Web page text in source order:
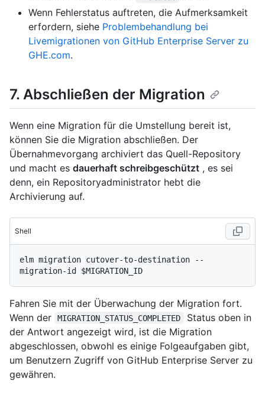
Wenn Fehlerstatus auftreten, die Aufmerksamkeit
erfordern, siehe Problembehandlung bei
Livemigrationen von GitHub Enterprise Server zu
GHE.com.
7. Abschließen der Migration
Wenn eine Migration für die Umstellung bereit ist,
können Sie die Migration abschließen. Der
Übernahmevorgang archiviert das Quell-Repository
und macht es dauerhaft schreibgeschützt , es sei
denn, ein Repositoryadministrator hebt die
Archivierung auf.
Shell
elm migration cutover-to-destination --
Fahren Sie mit der Überwachung der Migration fort.
Wenn der
MIGRATION_STATUS_COMPLETED
Status oben in
der Antwort angezeigt wird, ist die Migration
abgeschlossen, obwohl es einige Folgeaufgaben gibt,
um Benutzern Zugriff von GitHub Enterprise Server zu
gewähren.